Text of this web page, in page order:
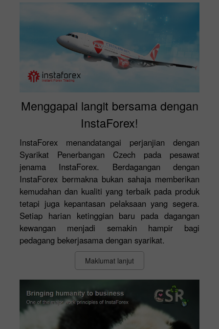
Menggapai langit bersama dengan
InstaForex!
InstaForex menandatangai perjanjian dengan
Syarikat Penerbangan Czech pada pesawat
jenama InstaForex. Berdagangan dengan
InstaForex bermakna bukan sahaja memberikan
kemudahan dan kualiti yang terbaik pada produk
tetapi juga kepantasan pelaksaan yang segera.
Setiap harian ketinggian baru pada dagangan
kewangan menjadi semakin hampir bagi
pedagang bekerjasama dengan syarikat.
Maklumat lanjut